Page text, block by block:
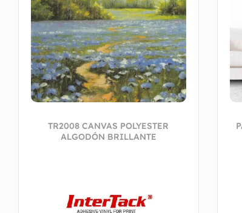
TR2008 CANVAS POLYESTER
ALGODÓN BRILLANTE